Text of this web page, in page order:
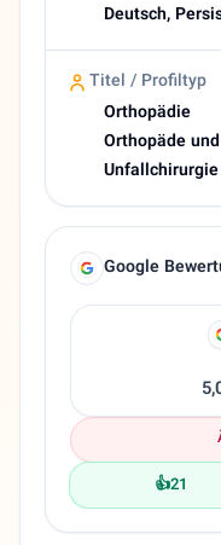
Deutsch,
Titel / Profiltyp
Orthopädie
Orthopäde
Unfallchirurgie
Google
👍21